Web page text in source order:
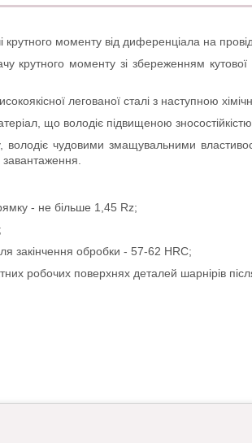
моменту від диференціала на
крутного моменту зі збереженням
легованої сталі з наступною
що володіє підвищеною
чудовими змащувальними
- не більше 1,45 Rz;
закінчення обробки - 57-62 HRC;
робочих поверхнях деталей шарнірів